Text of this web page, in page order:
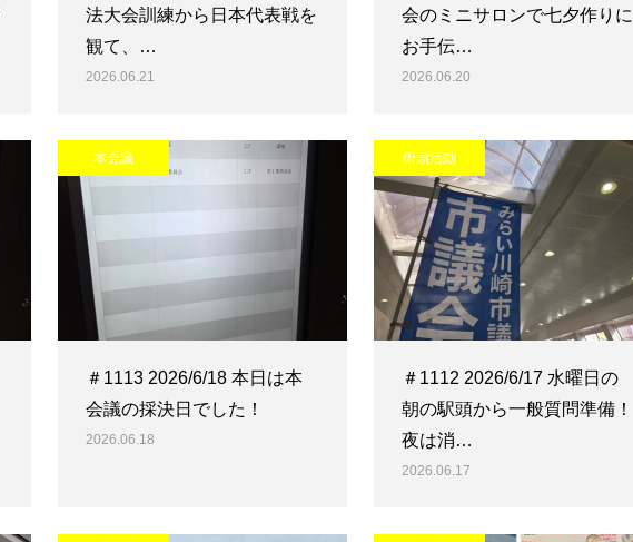
法大会訓練から日本代表戦を
観て、…
2026.06.21
会のミニサロンで七夕作りに
お手伝…
2026.06.20
本会議
＃1113 2026/6/18 本日は本
会議の採決日でした！
2026.06.18
街頭活動
＃1112 2026/6/17 水曜日の
朝の駅頭から一般質問準備！
夜は消…
2026.06.17